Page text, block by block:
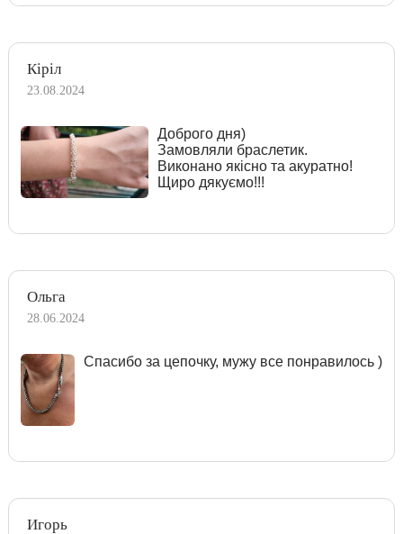
Кіріл
23.08.2024
Доброго дня)
Замовляли браслетик.
Виконано якісно та акуратно!
Щиро дякуємо!!!
Ольга
28.06.2024
Спасибо за цепочку, мужу все понравилось )
Игорь